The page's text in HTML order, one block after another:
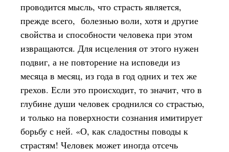
проводится мысль, что страсть является,
прежде всего, болезнью воли, хотя и другие
свойства и способности человека при этом
извращаются. Для исцеления от этого нужен
подвиг, а не повторение на исповеди из
месяца в месяц, из года в год одних и тех же
грехов. Если это происходит, то значит, что в
глубине души человек сроднился со страстью,
и только на поверхности сознания имитирует
борьбу с ней. «О, как сладостны поводы к
страстям! Человек может иногда отсечь